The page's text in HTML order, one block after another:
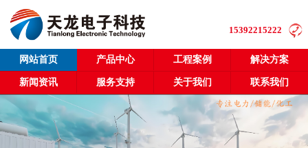
15392215222
网站首页 产品中心 工程案例 解决方案
新闻资讯 服务支持 关于我们 联系我们